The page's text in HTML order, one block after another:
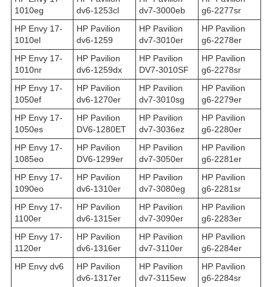
1010eg
dv6-1253cl
dv7-3000eb
g6-2277sr
HP Envy 17-
1010el
HP Pavilion
dv6-1259
HP Pavilion
dv7-3010er
HP Pavilion
g6-2278er
HP Envy 17-
1010nr
HP Pavilion
dv6-1259dx
HP Pavilion
DV7-3010SF
HP Pavilion
g6-2278sr
HP Envy 17-
1050ef
HP Pavilion
dv6-1270er
HP Pavilion
dv7-3010sg
HP Pavilion
g6-2279er
HP Envy 17-
1050es
HP Pavilion
DV6-1280ET
HP Pavilion
dv7-3036ez
HP Pavilion
g6-2280er
HP Envy 17-
1085eo
HP Pavilion
DV6-1299er
HP Pavilion
dv7-3050er
HP Pavilion
g6-2281er
HP Envy 17-
1090eo
HP Pavilion
dv6-1310er
HP Pavilion
dv7-3080eg
HP Pavilion
g6-2281sr
HP Envy 17-
1100er
HP Pavilion
dv6-1315er
HP Pavilion
dv7-3090er
HP Pavilion
g6-2283er
HP Envy 17-
1120er
HP Pavilion
dv6-1316er
HP Pavilion
dv7-3110er
HP Pavilion
g6-2284er
HP Envy dv6
HP Pavilion
dv6-1317er
HP Pavilion
dv7-3115ew
HP Pavilion
g6-2284sr